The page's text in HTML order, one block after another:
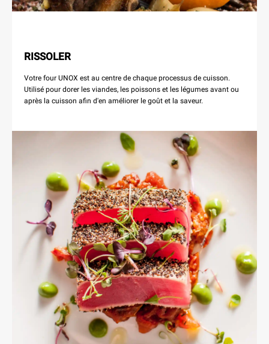
RISSOLER
Votre four UNOX est au centre de chaque processus de cuisson.
Utilisé pour dorer les viandes, les poissons et les légumes avant ou
après la cuisson afin d'en améliorer le goût et la saveur.